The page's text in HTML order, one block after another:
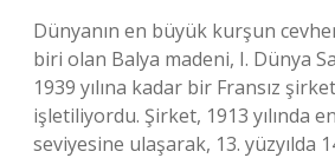
Dünyanın en büyük kurşun
biri olan Balya madeni, I. Dünya
1939 yılına kadar bir Fransız
işletiliyordu. Şirket, 1913 yılında
seviyesine ulaşarak, 13. yüzyılda